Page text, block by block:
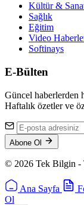
Kültür &
Sağlık
Eğitim
Video
Softinays
E-Bülten
Güncel haberlerden
Haftalık özetler ve
Abone Ol
© 2026 Tek Bilgin -
Ana Sayfa
Ol